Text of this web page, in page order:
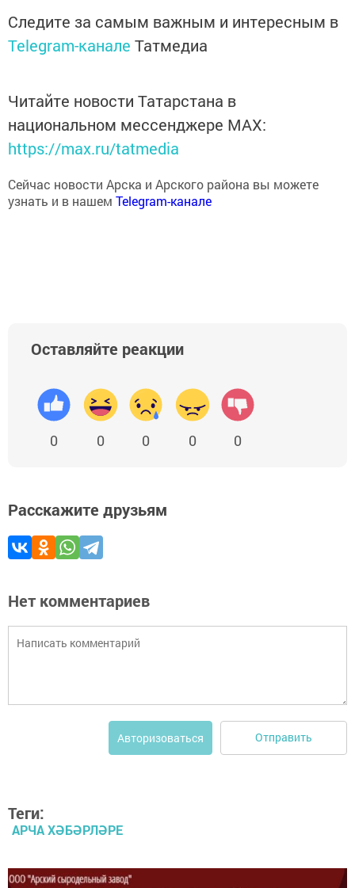
Следите за самым важным и интересным в
Telegram-канале Татмедиа
Читайте новости Татарстана в
национальном мессенджере MАХ:
https://max.ru/tatmedia
Сейчас новости Арска и Арского района вы можете
узнать и в нашем Telegram-канале
Оставляйте реакции
0 0 0 0 0
Расскажите друзьям
Нет комментариев
Авторизоваться Отправить
Теги:
АРЧА ХӘБӘРЛӘРЕ